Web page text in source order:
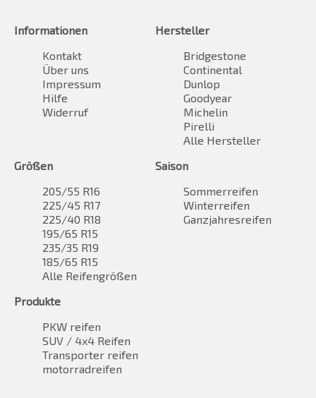
Informationen
Kontakt
Über uns
Impressum
Hilfe
Widerruf
Hersteller
Bridgestone
Continental
Dunlop
Goodyear
Michelin
Pirelli
Alle Hersteller
Größen
205/55 R16
225/45 R17
225/40 R18
195/65 R15
235/35 R19
185/65 R15
Alle Reifengrößen
Saison
Sommerreifen
Winterreifen
Ganzjahresreifen
Produkte
PKW reifen
SUV / 4x4 Reifen
Transporter reifen
motorradreifen